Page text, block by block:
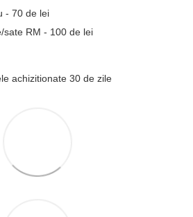
- 70 de lei
RM - 100 de lei
achizitionate 30 de zile